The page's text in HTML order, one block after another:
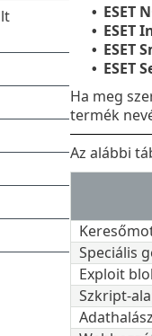
• ESET
• ESET
• ESET
• ESET
Ha meg
termék
Az alábbi
Speciális
Exploit
Szkript-